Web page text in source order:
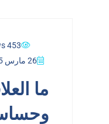
453 Views
26 مارس 2025
ما